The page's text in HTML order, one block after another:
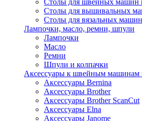
Столы для швейных машин
Столы для вышивальных
Столы для вязальных машин
Лампочки, масло, ремни, шпули
Лампочки
Масло
Ремни
Шпули и колпачки
Аксессуары к швейным машинам
Аксессуары Bernina
Аксессуары Brother
Аксессуары Brother ScanCut
Аксессуары Elna
Аксессуары Janome